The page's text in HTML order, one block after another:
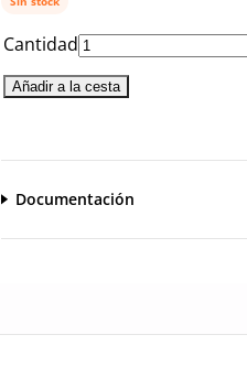
Cantidad
Añadir a la cesta
Documentación